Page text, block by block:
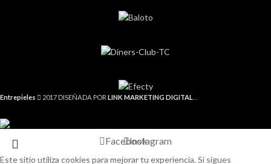
Entrepieles 2017 DISEÑADA POR LINK MARKETING DIGITAL
FacebookInstagram
Este sitio utiliza cookies para mejorar tu experiencia. Si sigues